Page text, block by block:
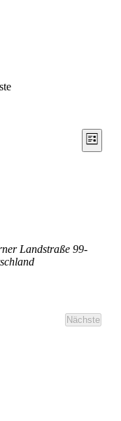
Liste
Landstraße 99-
Nächste